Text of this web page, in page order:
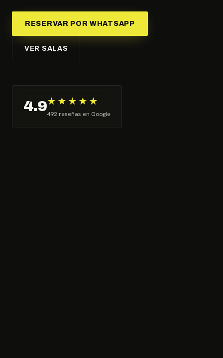
RESERVAR POR WHATSAPP
VER SALAS
4.9★★★★★
492 reseñas en Google